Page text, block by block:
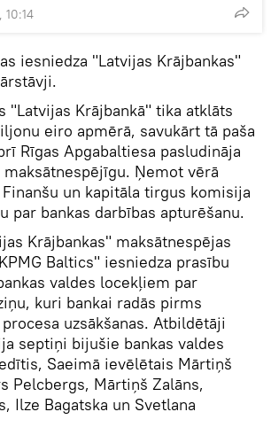
iesniedza "Latvijas Krājbankas"
"Latvijas Krājbankā" tika atklāts
eiro apmērā, savukārt tā paša
Rīgas Apgabaltiesa pasludināja
Ņemot vērā
un kapitāla tirgus komisija
par bankas darbības apturēšanu.
Krājbankas" maksātnespējas
Baltics" iesniedza prasību
valdes locekļiem par
kuri bankai radās pirms
uzsākšanas. Atbildētāji
septiņi bijušie bankas valdes
Saeimā ievēlētais Mārtiņš
Pelcbergs, Mārtiņš Zalāns,
Ilze Bagatska un Svetlana